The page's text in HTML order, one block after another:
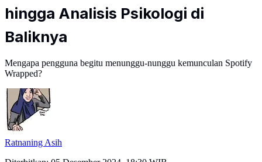
hingga Analisis Psikologi di
Baliknya
Mengapa pengguna begitu menunggu-nunggu kemunculan Spotify
Wrapped?
Ratnaning Asih